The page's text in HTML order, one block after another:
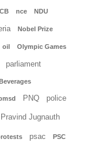
nce NDU
Nobel Prize
oil Olympic Games
parliament
PNQ police
Pravind Jugnauth
psac PSC